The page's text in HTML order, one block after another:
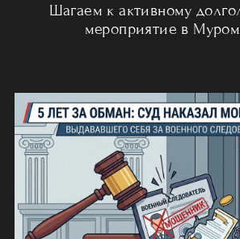
Шагаем к активному
мероприятие в